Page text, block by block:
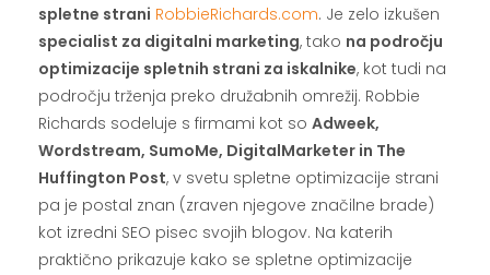
spletne strani RobbieRichards.com. Je zelo izkušen
specialist za digitalni marketing, tako na področju
optimizacije spletnih strani za iskalnike, kot tudi na
področju trženja preko družabnih omrežij. Robbie
Richards sodeluje s firmami kot so Adweek,
Wordstream, SumoMe, DigitalMarketer in The
Huffington Post, v svetu spletne optimizacije strani
pa je postal znan (zraven njegove značilne brade)
kot izredni SEO pisec svojih blogov. Na katerih
praktično prikazuje kako se spletne optimizacije